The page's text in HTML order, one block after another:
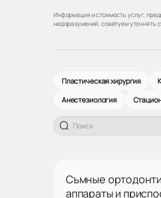
Информация и стоимость услуг,
недоразумений, советуем уточнять
Пластическая хирургия
Анестезиология
Съмные
аппараты и